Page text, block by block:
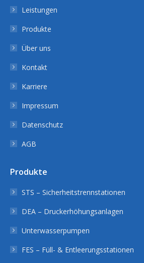
Leistungen
Produkte
Über uns
Kontakt
Karriere
Impressum
Datenschutz
AGB
Produkte
STS – Sicherheitstrennstationen
DEA – Druckerhöhungsanlagen
Unterwasserpumpen
FES – Füll- & Entleerungsstationen